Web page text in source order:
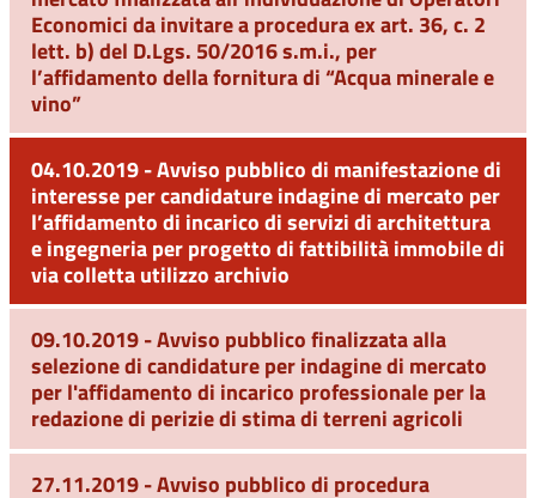
Economici da invitare a procedura ex art. 36, c. 2
lett. b) del D.Lgs. 50/2016 s.m.i., per
l’affidamento della fornitura di “Acqua minerale e
vino”
04.10.2019 - Avviso pubblico di manifestazione di
interesse per candidature indagine di mercato per
l’affidamento di incarico di servizi di architettura
e ingegneria per progetto di fattibilità immobile di
via colletta utilizzo archivio
09.10.2019 - Avviso pubblico finalizzata alla
selezione di candidature per indagine di mercato
per l'affidamento di incarico professionale per la
redazione di perizie di stima di terreni agricoli
27.11.2019 - Avviso pubblico di procedura